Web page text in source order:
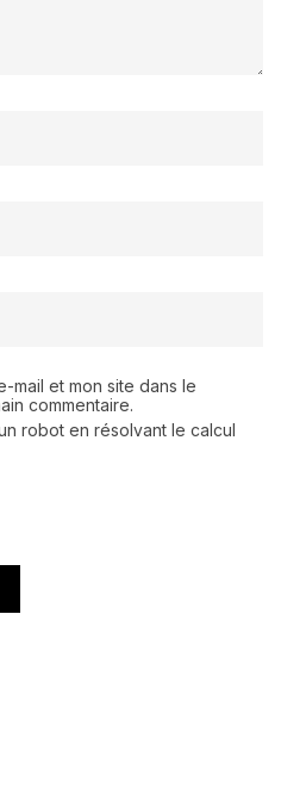
mail et mon site dans le
commentaire.
robot en résolvant le calcul